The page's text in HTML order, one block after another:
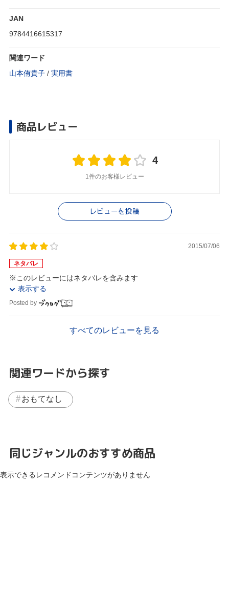
JAN
9784416615317
関連ワード
山本侑貴子 / 実用書
商品レビュー
4
1件のお客様レビュー
レビューを投稿
2015/07/06
ネタバレ
※このレビューにはネタバレを含みます
表示する
Posted by
すべてのレビューを見る
関連ワードから探す
おもてなし
同じジャンルのおすすめ商品
表示できるレコメンドコンテンツがありません